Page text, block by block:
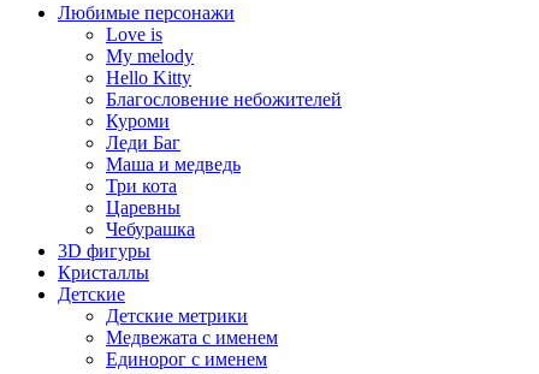
Любимые персонажи
Love is
My melody
Hello Kitty
Благословение небожителей
Куроми
Леди Баг
Маша и медведь
Три кота
Царевны
Чебурашка
3D фигуры
Кристаллы
Детские
Детские метрики
Медвежата с именем
Единорог с именем